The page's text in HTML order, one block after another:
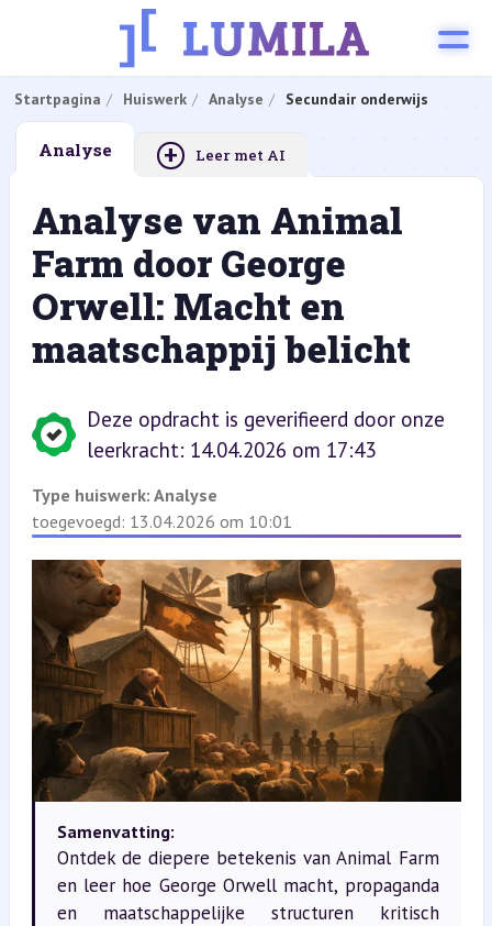
Startpagina Huiswerk Analyse Secundair onderwijs
Analyse + Leer met AI
Analyse van Animal
Farm door George
Orwell: Macht en
maatschappij belicht
Deze opdracht is geverifieerd door onze
leerkracht: 14.04.2026 om 17:43
Type huiswerk: Analyse
toegevoegd: 13.04.2026 om 10:01
Samenvatting:
Ontdek de diepere betekenis van Animal Farm
en leer hoe George Orwell macht, propaganda
en maatschappelijke structuren kritisch